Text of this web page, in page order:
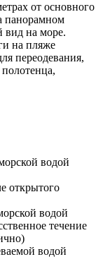
от основного
панорамном
вид на море.
на пляже
переодевания,
водой
открытого
водой
течение
водой